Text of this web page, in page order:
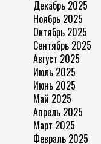
Декабрь 2025
Ноябрь 2025
Октябрь 2025
Сентябрь 2025
Август 2025
Июль 2025
Июнь 2025
Май 2025
Апрель 2025
Март 2025
Февраль 2025